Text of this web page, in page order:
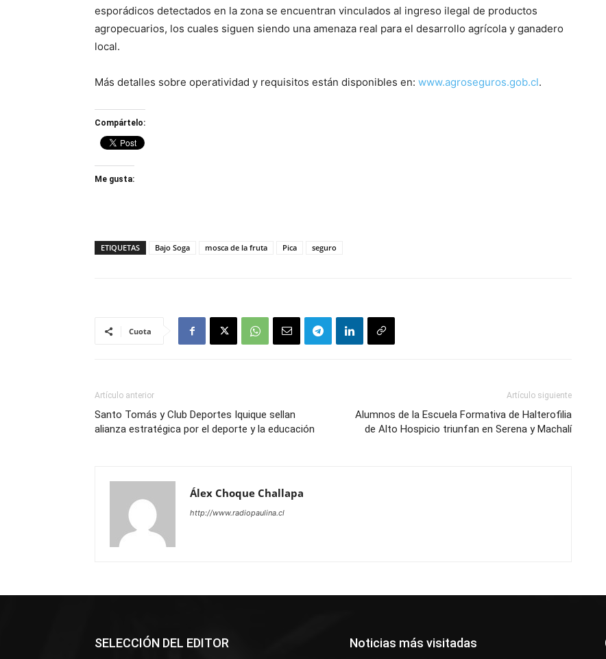
esporádicos detectados en la zona se encuentran vinculados al ingreso ilegal de productos
agropecuarios, los cuales siguen siendo una amenaza real para el desarrollo agrícola y ganadero
local.
Más detalles sobre operatividad y requisitos están disponibles en: www.agroseguros.gob.cl.
Compártelo:
Me gusta:
ETIQUETAS Bajo Soga mosca de la fruta Pica seguro
Cuota
Artículo anterior
Santo Tomás y Club Deportes Iquique sellan
alianza estratégica por el deporte y la educación
Artículo siguiente
Alumnos de la Escuela Formativa de Halterofilia
de Alto Hospicio triunfan en Serena y Machalí
Álex Choque Challapa
http://www.radiopaulina.cl
SELECCIÓN DEL EDITOR Noticias más visitadas